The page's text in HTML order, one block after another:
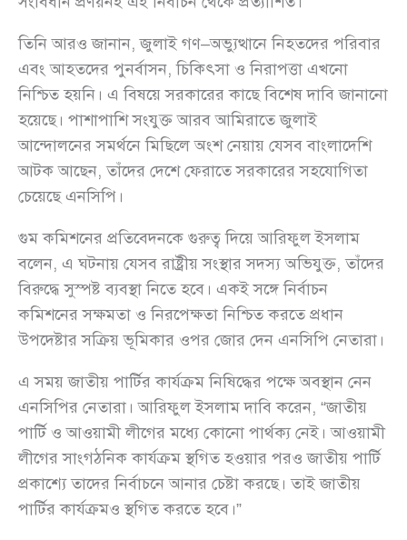
তিনি আরও জানান, জুলাই গণ–অভ্যুত্থানে নিহতদের পরিবার
এবং আহতদের পুনর্বাসন, চিকিৎসা ও নিরাপত্তা এখনো
নিশ্চিত হয়নি। এ বিষয়ে সরকারের কাছে বিশেষ দাবি জানানো
হয়েছে। পাশাপাশি সংযুক্ত আরব আমিরাতে জুলাই
আন্দোলনের সমর্থনে মিছিলে অংশ নেয়ায় যেসব বাংলাদেশি
আটক আছেন, তাঁদের দেশে ফেরাতে সরকারের সহযোগিতা
চেয়েছে এনসিপি।
গুম কমিশনের প্রতিবেদনকে গুরুত্ব দিয়ে আরিফুল ইসলাম
বলেন, এ ঘটনায় যেসব রাষ্ট্রীয় সংস্থার সদস্য অভিযুক্ত, তাঁদের
বিরুদ্ধে সুস্পষ্ট ব্যবস্থা নিতে হবে। একই সঙ্গে নির্বাচন
কমিশনের সক্ষমতা ও নিরপেক্ষতা নিশ্চিত করতে প্রধান
উপদেষ্টার সক্রিয় ভূমিকার ওপর জোর দেন এনসিপি নেতারা।
এ সময় জাতীয় পার্টির কার্যক্রম নিষিদ্ধের পক্ষে অবস্থান নেন
এনসিপির নেতারা। আরিফুল ইসলাম দাবি করেন, “জাতীয়
পার্টি ও আওয়ামী লীগের মধ্যে কোনো পার্থক্য নেই। আওয়ামী
লীগের সাংগঠনিক কার্যক্রম স্থগিত হওয়ার পরও জাতীয় পার্টি
প্রকাশ্যে তাদের নির্বাচনে আনার চেষ্টা করছে। তাই জাতীয়
পার্টির কার্যক্রমও স্থগিত করতে হবে।”